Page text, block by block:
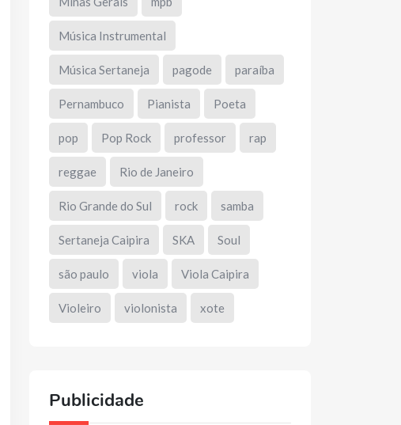
Música Instrumental
Música Sertaneja pagode paraíba
Pernambuco Pianista Poeta
pop Pop Rock professor rap
reggae Rio de Janeiro
Rio Grande do Sul rock samba
Sertaneja Caipira SKA Soul
são paulo viola Viola Caipira
Violeiro violonista xote
Publicidade